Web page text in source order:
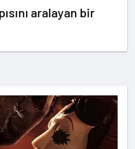
aralayan bir